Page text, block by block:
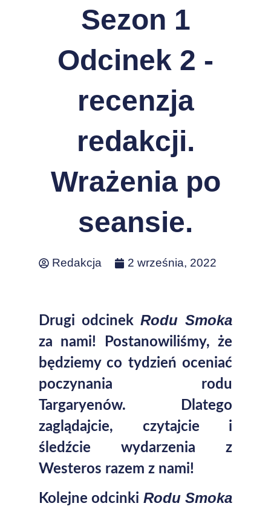
Sezon 1
Odcinek 2 -
recenzja
redakcji.
Wrażenia po
seansie.
Redakcja 2 września, 2022
Drugi odcinek Rodu Smoka
za nami! Postanowiliśmy, że
będziemy co tydzień oceniać
poczynania rodu
Targaryenów. Dlatego
zaglądajcie, czytajcie i
śledźcie wydarzenia z
Westeros razem z nami!
Kolejne odcinki Rodu Smoka